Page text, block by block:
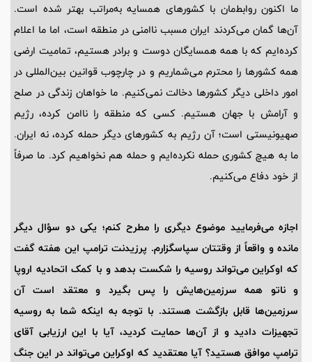
ما اکنون روابط‌مان با کشورهای همسایه به‌مراتب بهتر شده است.
آن‌ها گمان می‌کردند ایران مسبب ناامنی در منطقه است، اما ما اعلام
کرده‌ایم که با همه همسایگان دوست و برادر هستیم، تمامیت ارضی
همه کشورها را محترم می‌شماریم و در چارچوب قوانین بین‌المللی در
امور داخلی دیگر کشورها دخالت نمی‌کنیم. ما خواهان زندگی در صلح
و آرامش با جهان هستیم. کسی که منطقه را ناامن کرده، رژیم
صهیونیستی است؛ آن رژیم به کشورهای دیگر حمله کرده، نه ایران.
ما به هیچ کشوری حمله نکرده‌ایم و حمله هم نخواهیم کرد. ما صرفاً
از خود دفاع می‌کنیم.
اجازه می‌فرمایید موضوع دیگری را مطرح کنم؛ یکی دو سؤال دیگر
مانده و واقعاً از وقتتان سپاسگزارم. پرزیدنت ترامپ این هفته گفت
که اوکراین می‌تواند روسیه را شکست بدهد و با کمک اتحادیه اروپا
و ناتو همه سرزمین‌هایش را پس بگیرد و معتقد است آن
سرزمین‌ها قابل بازگشت هستند. با توجه به اینکه شما به روسیه
تجهیزات دادید و از آن‌ها حمایت کردید، آیا با این ارزیابی آقای
ترامپ موافق هستید؟ آیا معتقدید که اوکراین می‌تواند در این جنگ